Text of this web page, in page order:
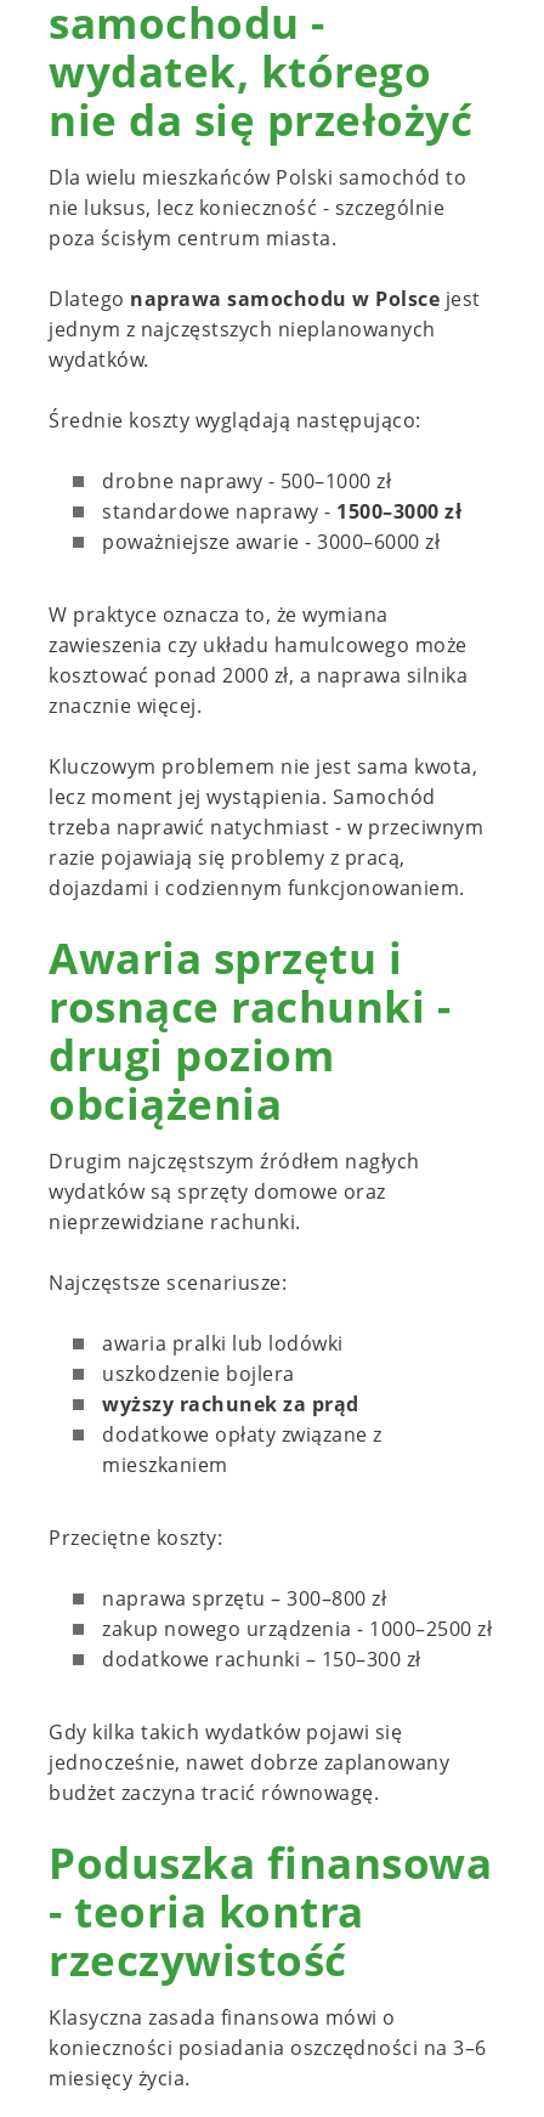
samochodu -
wydatek, którego
nie da się przełożyć
Dla wielu mieszkańców Polski samochód to
nie luksus, lecz konieczność - szczególnie
poza ścisłym centrum miasta.
Dlatego naprawa samochodu w Polsce jest
jednym z najczęstszych nieplanowanych
wydatków.
Średnie koszty wyglądają następująco:
drobne naprawy - 500–1000 zł
standardowe naprawy - 1500–3000 zł
poważniejsze awarie - 3000–6000 zł
W praktyce oznacza to, że wymiana
zawieszenia czy układu hamulcowego może
kosztować ponad 2000 zł, a naprawa silnika
znacznie więcej.
Kluczowym problemem nie jest sama kwota,
lecz moment jej wystąpienia. Samochód
trzeba naprawić natychmiast - w przeciwnym
razie pojawiają się problemy z pracą,
dojazdami i codziennym funkcjonowaniem.
Awaria sprzętu i
rosnące rachunki -
drugi poziom
obciążenia
Drugim najczęstszym źródłem nagłych
wydatków są sprzęty domowe oraz
nieprzewidziane rachunki.
Najczęstsze scenariusze:
awaria pralki lub lodówki
uszkodzenie bojlera
wyższy rachunek za prąd
dodatkowe opłaty związane z
mieszkaniem
Przeciętne koszty:
naprawa sprzętu – 300–800 zł
zakup nowego urządzenia - 1000–2500 zł
dodatkowe rachunki – 150–300 zł
Gdy kilka takich wydatków pojawi się
jednocześnie, nawet dobrze zaplanowany
budżet zaczyna tracić równowagę.
Poduszka finansowa
- teoria kontra
rzeczywistość
Klasyczna zasada finansowa mówi o
konieczności posiadania oszczędności na 3–6
miesięcy życia.